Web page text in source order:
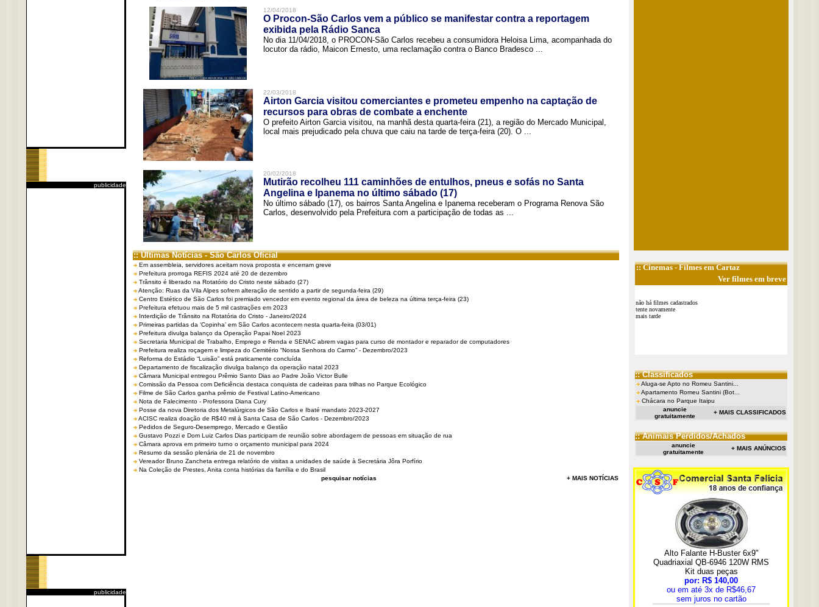
publicidade
publicidade
12/04/2018
O Procon-São Carlos vem a público se manifestar contra a reportagem
exibida pela Rádio Sanca
No dia 11/04/2018, o PROCON-São Carlos recebeu a consumidora Heloisa Lima, acompanhada do
locutor da rádio, Maicon Ernesto, uma reclamação contra o Banco Bradesco ...
22/03/2018
Airton Garcia visitou comerciantes e prometeu empenho na captação de
recursos para obras de combate a enchente
O prefeito Airton Garcia visitou, na manhã desta quarta-feira (21), a região do Mercado Municipal,
local mais prejudicado pela chuva que caiu na tarde de terça-feira (20). O ...
20/02/2018
Mutirão recolheu 111 caminhões de entulhos, pneus e sofás no Santa
Angelina e Ipanema no último sábado (17)
No último sábado (17), os bairros Santa Angelina e Ipanema receberam o Programa Renova São
Carlos, desenvolvido pela Prefeitura com a participação de todas as ...
:: Últimas Notícias - São Carlos Oficial
Em assembleia, servidores aceitam nova proposta e encerram greve
Prefeitura prorroga REFIS 2024 até 20 de dezembro
Trânsito é liberado na Rotatório do Cristo neste sábado (27)
Atenção: Ruas da Vila Alpes sofrem alteração de sentido a partir de segunda-feira (29)
Centro Estético de São Carlos foi premiado vencedor em evento regional da área de beleza na última terça-feira (23)
Prefeitura efetuou mais de 5 mil castrações em 2023
Interdição de Trânsito na Rotatória do Cristo - Janeiro/2024
Primeiras partidas da ‘Copinha’ em São Carlos acontecem nesta quarta-feira (03/01)
Prefeitura divulga balanço da Operação Papai Noel 2023
Secretaria Municipal de Trabalho, Emprego e Renda e SENAC abrem vagas para curso de montador e reparador de computadores
Prefeitura realiza roçagem e limpeza do Cemitério “Nossa Senhora do Carmo” - Dezembro/2023
Reforma do Estádio “Luisão” está praticamente concluída
Departamento de fiscalização divulga balanço da operação natal 2023
Câmara Municipal entregou Prêmio Santo Dias ao Padre João Victor Bulle
Comissão da Pessoa com Deficiência destaca conquista de cadeiras para trilhas no Parque Ecológico
Filme de São Carlos ganha prêmio de Festival Latino-Americano
Nota de Falecimento - Professora Diana Cury
Posse da nova Diretoria dos Metalúrgicos de São Carlos e Ibaté mandato 2023-2027
ACISC realiza doação de R$40 mil à Santa Casa de São Carlos - Dezembro/2023
Pedidos de Seguro-Desemprego, Mercado e Gestão
Gustavo Pozzi e Dom Luiz Carlos Dias participam de reunião sobre abordagem de pessoas em situação de rua
Câmara aprova em primeiro turno o orçamento municipal para 2024
Resumo da sessão plenária de 21 de novembro
Vereador Bruno Zancheta entrega relatório de visitas a unidades de saúde à Secretária Jôra Porfírio
Na Coleção de Prestes, Anita conta histórias da família e do Brasil
pesquisar notícias
+ MAIS NOTÍCIAS
::Cinemas- Filmes em Cartaz
Ver filmes em breve
não há filmes cadastrados
tente novamente
mais tarde
:: Classificados
Aluga-se Apto no Romeu Santini...
Apartamento Romeu Santini (Bot...
Chácara no Parque Itaipu
anuncie
gratuitamente
+ MAIS CLASSIFICADOS
:: Animais Perdidos/Achados
anuncie
gratuitamente
+ MAIS ANÚNCIOS